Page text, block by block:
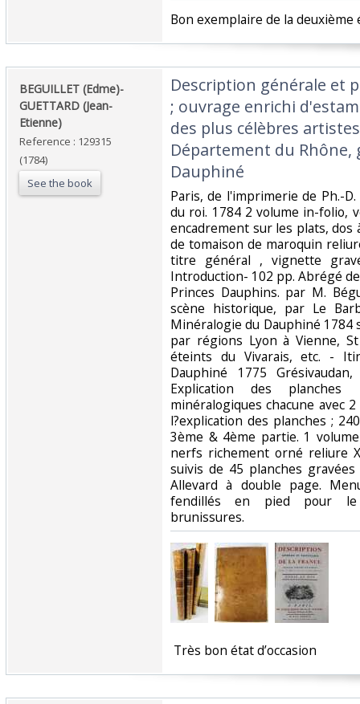
‎Bon exemplaire de la deuxième
‎BEGUILLET (Edme)-
GUETTARD (Jean-
Etienne)‎
Reference : 129315
(1784)
See the book
‎Description générale et
; ouvrage enrichi
des plus célèbres
Département du
Dauphiné‎
‎Paris, de l'imprimerie de Ph.-
du roi. 1784 2 volume in-folio,
encadrement sur les plats,
de tomaison de maroquin
titre général , vignette
Introduction- 102 pp. Abrégé
Princes Dauphins. par M.
scène historique, par Le
Minéralogie du Dauphiné
par régions Lyon à Vienne,
éteints du Vivarais, etc. -
Dauphiné 1775
Explication des
minéralogiques chacune avec
l?explication des planches ;
3ème & 4ème partie. 1
nerfs richement orné reliure
suivis de 45 planches
Allevard à double page.
fendillés en pied pour le
brunissures.‎
‎ Très bon état d’occasion ‎